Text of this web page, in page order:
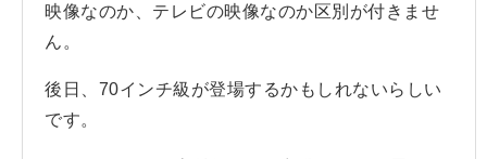
映像なのか、テレビの映像なのか区別が付きませ
ん。
後日、70インチ級が登場するかもしれないらしい
です。